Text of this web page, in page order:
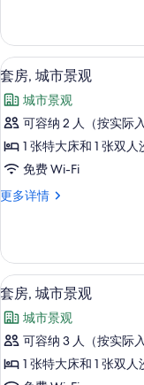
的
所
有
照
片
景
观
更
信
息
显
示
套
房,
城
景
的
所
有
照
片
5
套房, 城市景观
城市景观
可容纳 2 人（按实际
1 张特大床和 1 张双人
免费 Wi-Fi
更多详情
套
景
观
更
信
息
显
示
套
房,
城
5
套房, 城市景观
城市景观
可容纳 3 人（按实际
1 张特大床和 1 张双人